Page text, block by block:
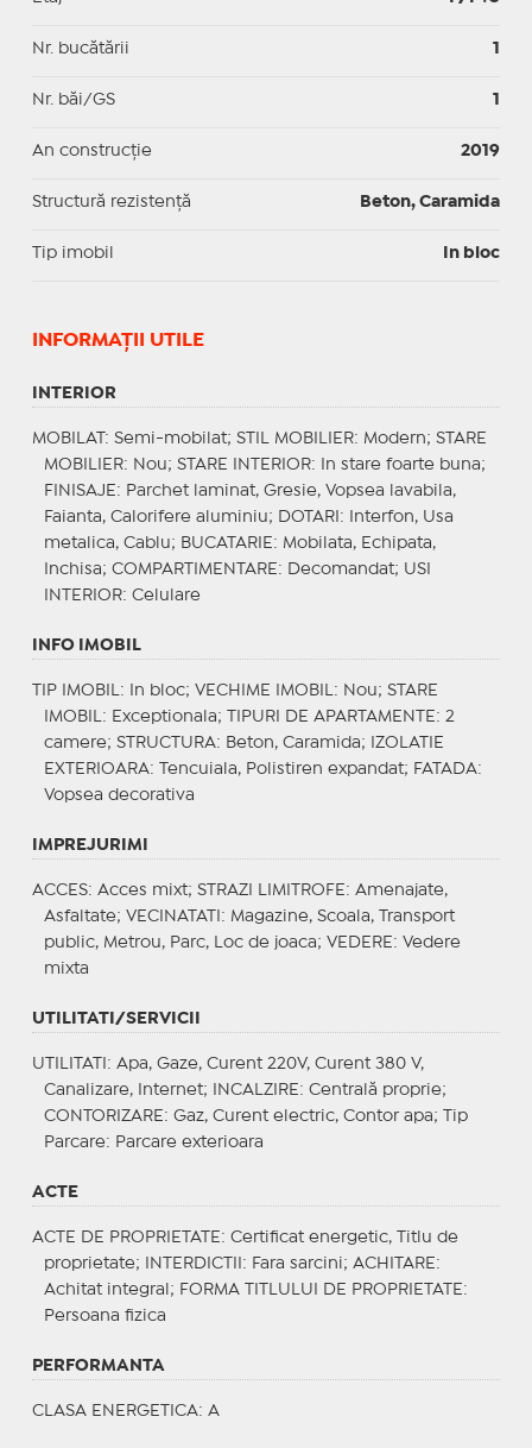
Nr. bucătării 1
Nr. băi/GS 1
An construcție 2019
Structură rezistență Beton, Caramida
Tip imobil In bloc
INFORMAŢII UTILE
INTERIOR
MOBILAT : Semi-mobilat; STIL MOBILIER: Modern; STARE
MOBILIER: Nou; STARE INTERIOR: In stare foarte buna;
FINISAJE : Parchet laminat, Gresie, Vopsea lavabila,
Faianta, Calorifere aluminiu;
DOTARI : Interfon, Usa
metalica, Cablu; BUCATARIE : Mobilata, Echipata,
Inchisa; COMPARTIMENTARE : Decomandat; USI
INTERIOR: Celulare
INFO IMOBIL
TIP IMOBIL : In bloc; VECHIME IMOBIL : Nou; STARE
IMOBIL : Exceptionala; TIPURI DE APARTAMENTE : 2
camere; STRUCTURA: Beton, Caramida;
IZOLATIE
EXTERIOARA: Tencuiala, Polistiren expandat; FATADA:
Vopsea decorativa
IMPREJURIMI
ACCES: Acces mixt; STRAZI LIMITROFE : Amenajate,
Asfaltate; VECINATATI : Magazine, Scoala, Transport
public, Metrou, Parc, Loc de joaca; VEDERE : Vedere
mixta
UTILITATI/SERVICII
UTILITATI : Apa, Gaze, Curent 220V, Curent 380 V,
Canalizare, Internet;
INCALZIRE : Centrală proprie;
CONTORIZARE : Gaz, Curent electric, Contor apa;
Tip
Parcare: Parcare exterioara
ACTE
ACTE DE PROPRIETATE : Certificat energetic, Titlu de
proprietate;
INTERDICTII : Fara sarcini; ACHITARE :
Achitat integral; FORMA TITLULUI DE PROPRIETATE :
Persoana fizica
PERFORMANTA
CLASA ENERGETICA: A